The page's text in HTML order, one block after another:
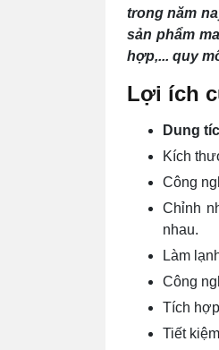
trong năm
sản phẩm
hợp,... quy
Lợi ích
Dung
Kích
Công
Chỉnh
nhau.
Làm
Công
Tích
Tiết